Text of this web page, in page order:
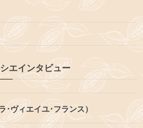
エインタビュー
･ヴィエイユ･フランス）